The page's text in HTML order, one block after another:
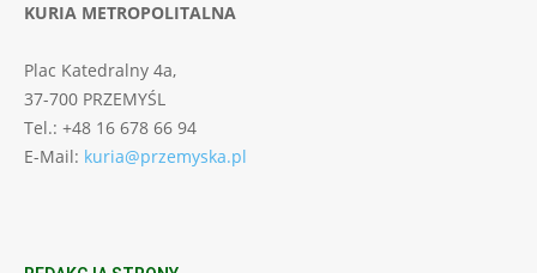
KURIA METROPOLITALNA
Plac Katedralny 4a,
37-700 PRZEMYŚL
Tel.: +48 16 678 66 94
E-Mail: kuria@przemyska.pl